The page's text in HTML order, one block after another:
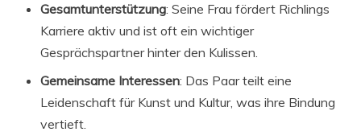
Gesamtunterstützung: Seine Frau fördert Richlings
Karriere aktiv und ist oft ein wichtiger
Gesprächspartner hinter den Kulissen.
Gemeinsame Interessen: Das Paar teilt eine
Leidenschaft für Kunst und Kultur, was ihre Bindung
vertieft.